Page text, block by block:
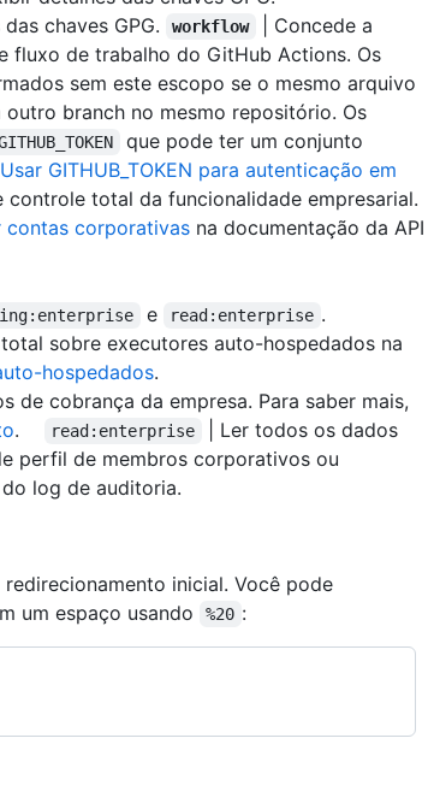
chaves GPG. workflow
| Concede a
fluxo de trabalho do GitHub Actions. Os
sem este escopo se o mesmo arquivo
branch no mesmo repositório. Os
que pode ter um conjunto
Usar GITHUB_TOKEN para autenticação em
controle total da funcionalidade empresarial.
contas corporativas na documentação da API
e read:enterprise .
sobre executores auto-hospedados na
hospedados.
de cobrança da empresa. Para saber mais,
. read:enterprise
| Ler todos os dados
perfil de membros corporativos ou
log de auditoria.
inicial. Você pode
um espaço usando
%20 :